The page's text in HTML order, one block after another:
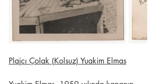
Plajcı Çolak (Kolsuz) Yuakim Elmas